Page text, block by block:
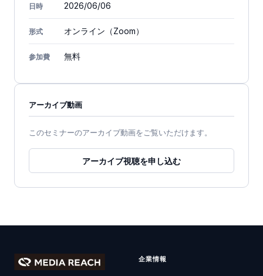
日時 2026/06/06
形式 オンライン（Zoom）
参加費 無料
アーカイブ動画
このセミナーのアーカイブ動画をご覧いただけます。
アーカイブ視聴を申し込む
企業情報